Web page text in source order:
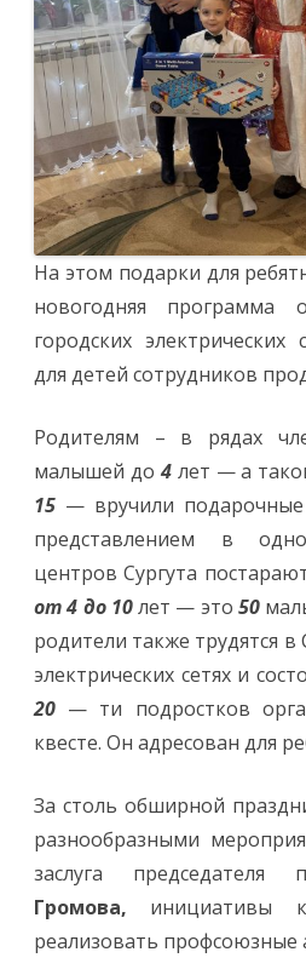
На этом подарки для
новогодняя программа
городских
для детей сотрудников
Родителям – в рядах
малышей до 4лет — а
15 — вручили
представлением в
центров Сургута
от 4 до 10лет — это 50
родители также трудятся в
электрических сетях и
20 — ти подростков
квесте. Он адресован для
За столь обширной
разнообразными
заслуга председателя
Громова, инициативы
реализовать профсоюзные